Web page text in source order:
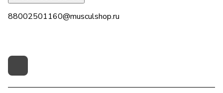
88002501160@musculshop.ru